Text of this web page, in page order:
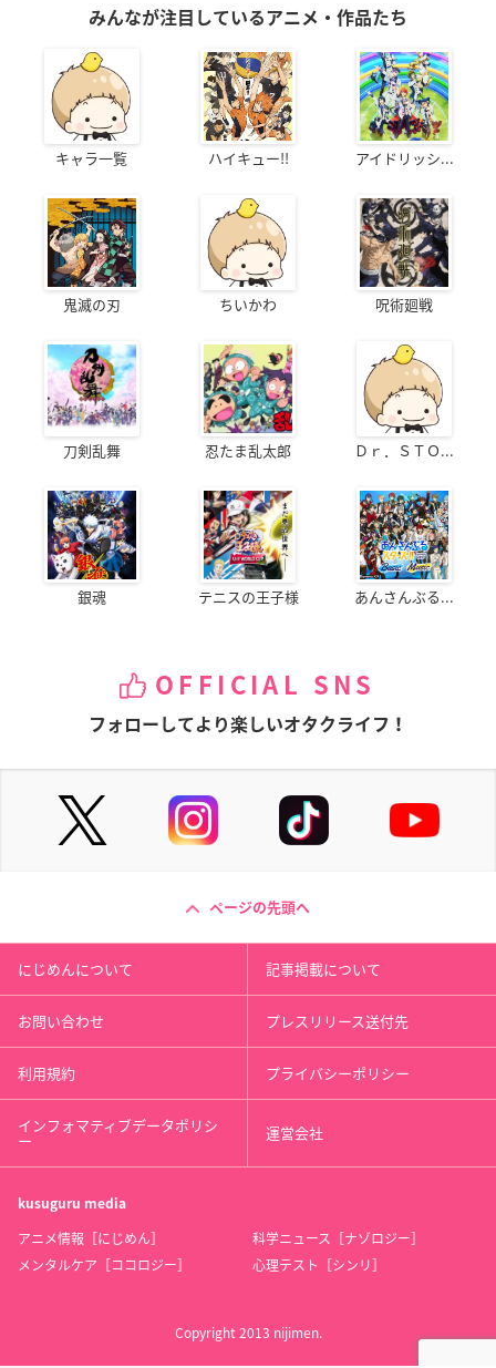
みんなが注目しているアニメ・作品たち
キャラ一覧 ハイキュー!! アイドリッシ...
鬼滅の刃 ちいかわ 呪術廻戦
刀剣乱舞 忍たま乱太郎 Ｄｒ．ＳＴＯ...
銀魂 テニスの王子様 あんさんぶる...
OFFICIAL SNS
フォローしてより楽しいオタクライフ！
ページの先頭へ
にじめんについて 記事掲載について
お問い合わせ プレスリリース送付先
利用規約 プライバシーポリシー
インフォマティブデータポリシ
ー 運営会社
kusuguru media
アニメ情報［にじめん］
科学ニュース［ナゾロジー］
メンタルケア［ココロジー］
心理テスト［シンリ］
Copyright 2013 nijimen.